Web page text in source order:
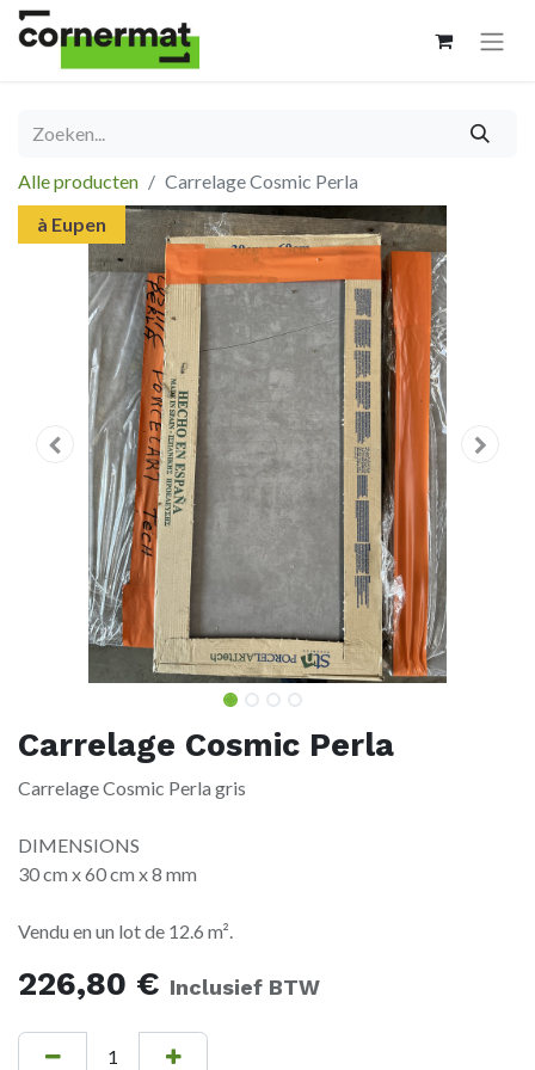
Alle producten
Carrelage Cosmic Perla
à Eupen
Carrelage Cosmic Perla
Carrelage Cosmic Perla gris
DIMENSIONS
30 cm x 60 cm x 8 mm
Vendu en un lot de 12.6 m².
226,80 € Inclusief BTW